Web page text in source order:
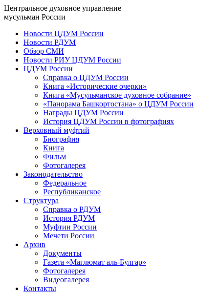
Центральное духовное управление
мусульман России
Новости ЦДУМ России
Новости РДУМ
Обзор СМИ
Новости РИУ ЦДУМ России
ЦДУМ России
Справка о ЦДУМ России
Книга «Исторические очерки»
Книга «Мусульманское духовное собрание»
«Панорама Башкортостана» о ЦДУМ России
Награды ЦДУМ России
История ЦДУМ России в фотографиях
Верховный муфтий
Биография
Книга
Фильм
Фотогалерея
Законодательство
Федеральное
Республиканское
Структура
Справка о РДУМ
История РДУМ
Муфтии России
Мечети России
Архив
Документы
Газета «Маглюмат аль-Булгар»
Фотогалерея
Видеогалерея
Контакты